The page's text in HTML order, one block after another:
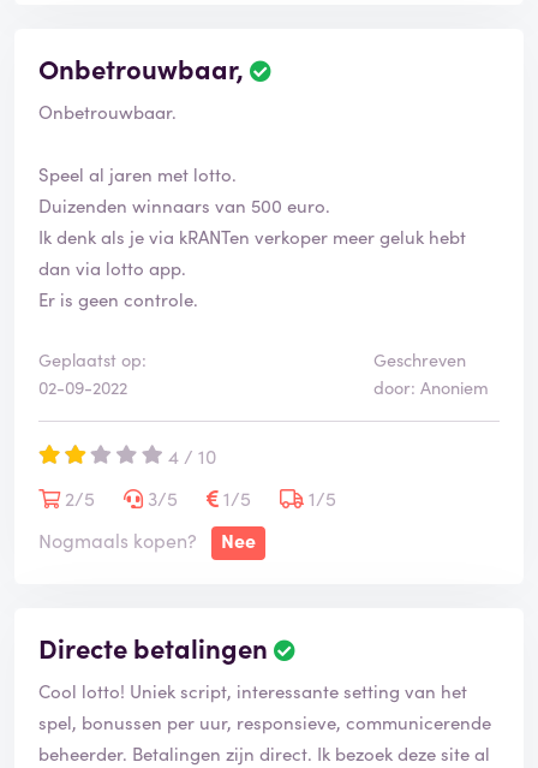
Onbetrouwbaar,
Onbetrouwbaar.
Speel al jaren met lotto.
Duizenden winnaars van 500 euro.
Ik denk als je via kRANTen verkoper meer geluk hebt
dan via lotto app.
Er is geen controle.
Geplaatst op:
02-09-2022
Geschreven
door: Anoniem
4 / 10
2/5
3/5 1/5
1/5
Nogmaals kopen?
Nee
Directe betalingen
Cool lotto! Uniek script, interessante setting van het
spel, bonussen per uur, responsieve, communicerende
beheerder. Betalingen zijn direct. Ik bezoek deze site al